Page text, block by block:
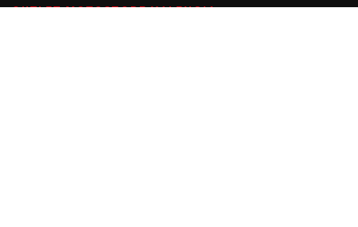
OUTLET MOTOSTORE VALENCIA